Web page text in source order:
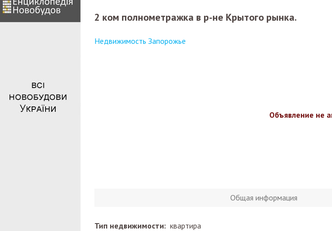
2 ком полнометражка в р-не Крытого рынка.
Недвижимость Запорожье
Объявление не
Общая информация
Тип недвижимости: квартира